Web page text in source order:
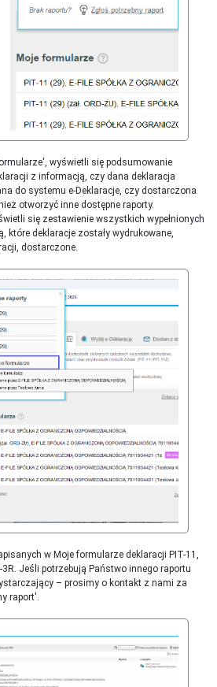
wyświetli się podsumowanie
z informacją, czy dana deklaracja
do systemu e-Deklaracje, czy dostarczona
otworzyć inne dostępne raporty.
się zestawienie wszystkich wypełnionych
które deklaracje zostały wydrukowane,
dostarczone.
w Moje formularze deklaracji PIT-11,
3R. Jeśli potrzebują Państwo innego raportu
– prosimy o kontakt z nami za
raport'.